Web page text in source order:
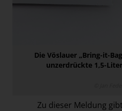
Die Vöslauer „Bring-it-
unzerdrückte 1,5-
Zu dieser Meldung